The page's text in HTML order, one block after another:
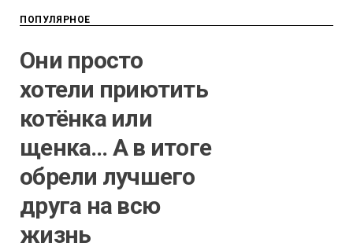
ПОПУЛЯРНОЕ
Они просто
хотели приютить
котёнка или
щенка… А в итоге
обрели лучшего
друга на всю
жизнь